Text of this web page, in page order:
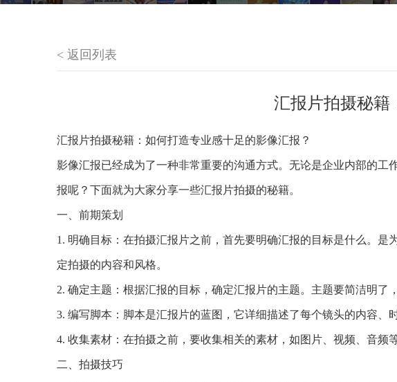
< 返回列表
汇报片拍摄秘籍
汇报片拍摄秘籍：如何打造专业感十足的影像汇报？
影像汇报已经成为了一种非常重要的沟通方式。无论是企业内部的
报呢？下面就为大家分享一些汇报片拍摄的秘籍。
一、前期策划
1. 明确目标：在拍摄汇报片之前，首先要明确汇报的目标是什么。
定拍摄的内容和风格。
2. 确定主题：根据汇报的目标，确定汇报片的主题。主题要简洁明了
3. 编写脚本：脚本是汇报片的蓝图，它详细描述了每个镜头的内容、
4. 收集素材：在拍摄之前，要收集相关的素材，如图片、视频、音频
二、拍摄技巧